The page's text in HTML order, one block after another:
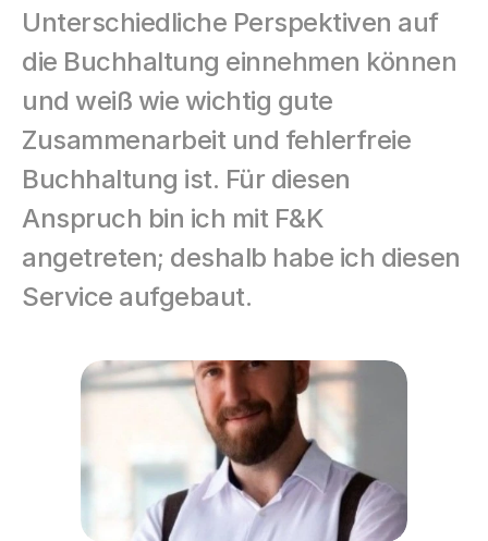
Unterschiedliche Perspektiven auf
die Buchhaltung einnehmen können
und weiß wie wichtig gute
Zusammenarbeit und fehlerfreie
Buchhaltung ist. Für diesen
Anspruch bin ich mit F&K
angetreten; deshalb habe ich diesen
Service aufgebaut.